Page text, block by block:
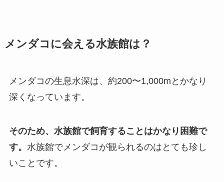
メンダコに会える水族館は？
メンダコの生息水深は、約200〜1,000mとかなり
深くなっています。
そのため、水族館で飼育することはかなり困難で
す。 水族館でメンダコが観られるのはとても珍し
いことです。